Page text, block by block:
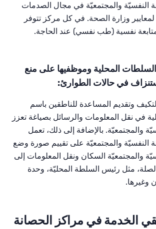
النفسيّة والمجتمعيّة في مجال الصدمات
لمعايير وزارة الصحة. في كل مركز تتوفر
نفسية (طب نفسي) عند الحاجة.
المحلية وموظفيها على منع
في حالات الطوارئ:
وتقديم المساعدة للناطقين باسم
في نقل المعلومات والرسائل بصياغة تعزز
والمجتمعيّة. بالإضافة إلى ذلك، تعمل
النفسيّة والمجتمعيّة على تقييم صورة وضع
والمجتمعيّة السكان ونقل المعلومات إلى
مثل رئيس السلطة المحليّة، وحدة
وغيرها.
الخدمة في مراكز
الحصانة